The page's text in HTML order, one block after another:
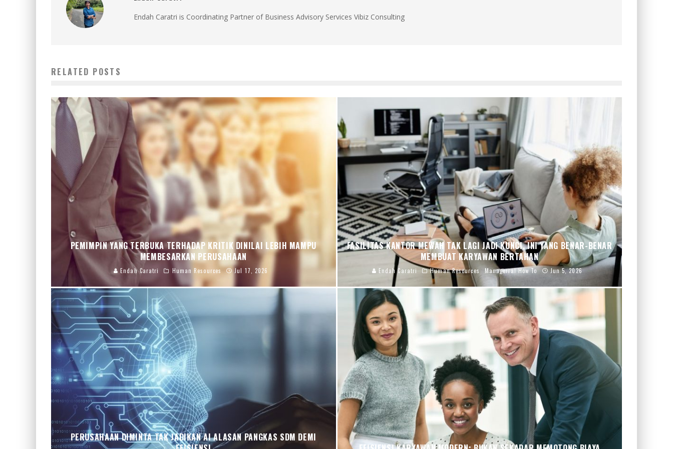
Endah Caratri is Coordinating Partner of Business Advisory Services Vibiz Consulting
RELATED POSTS
PEMIMPIN YANG TERBUKA TERHADAP KRITIK DINILAI LEBIH MAMPU
MEMBESARKAN PERUSAHAAN
Endah Caratri Human Resources Jul 17, 2026
FASILITAS KANTOR MEWAH TAK LAGI JADI KUNCI. INI YANG BENAR-BENAR
MEMBUAT KARYAWAN BERTAHAN
Endah Caratri Human Resources Managerial How To Jun 5, 2026
PERUSAHAAN DIMINTA TAK JADIKAN AI ALASAN PANGKAS SDM DEMI